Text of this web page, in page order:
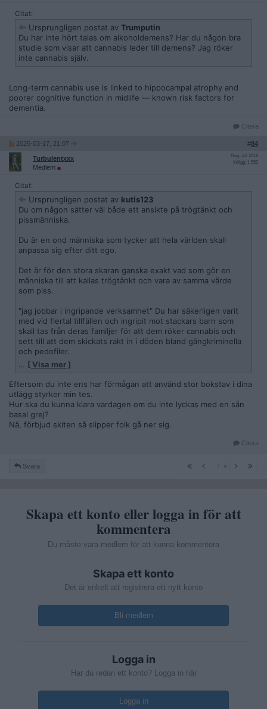
Citat:
Ursprungligen postat av Trumputin
Du har inte hört talas om alkoholdemens? Har du någon bra
studie som visar att cannabis leder till demens? Jag röker
inte cannabis själv.
Long-term cannabis use is linked to hippocampal atrophy and
poorer cognitive function in midlife — known risk factors for
dementia.
Citera
2025-03-17, 21:07 #84
Turbulentxxx
Medlem
Reg: Jul 2019
Inlägg: 1 552
Citat:
Ursprungligen postat av kutis123
Du om någon sätter väl både ett ansikte på trögtänkt och
pissmänniska.
Du är en ond människa som tycker att hela världen skall
anpassa sig efter ditt ego.
Det är för den stora skaran ganska exakt vad som gör en
människa till att kallas trögtänkt och vara av samma värde
som piss.
"jag jobbar i ingripande verksamhet" Du har säkerligen varit
med vid flertal tillfällen och ingripit mot stackars barn som
skall tas från deras familjer för att dem röker cannabis och
sett till att dem skickats rakt in i döden bland gängkriminella
och pedofiler.
ursch människor som dig hoppas jag att vi en vacker dag
kommer få stena på öppen gata så du får betala för allt blod
du har på dina händer ditt trögtänkta pissäckel till patetiska
människa.
att du även sitter och sprider dina inhumana åsikter i en tråd
som handlar om helt legitima varor är verkligen pricken över
… [ Visa mer ]
Eftersom du inte ens har förmågan att använd stor bokstav i dina
utlägg styrker min tes.
Hur ska du kunna klara vardagen om du inte lyckas med en sån
basal grej?
Nä, förbjud skiten så slipper folk gå ner sig.
Citera
Svara 7
Skapa ett konto eller logga in för att
kommentera
Du måste vara medlem för att kunna kommentera
Skapa ett konto
Det är enkelt att registrera ett nytt konto
Bli medlem
Logga in
Har du redan ett konto? Logga in här
Logga in